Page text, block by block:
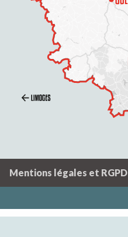
Mentions légales et RGPD